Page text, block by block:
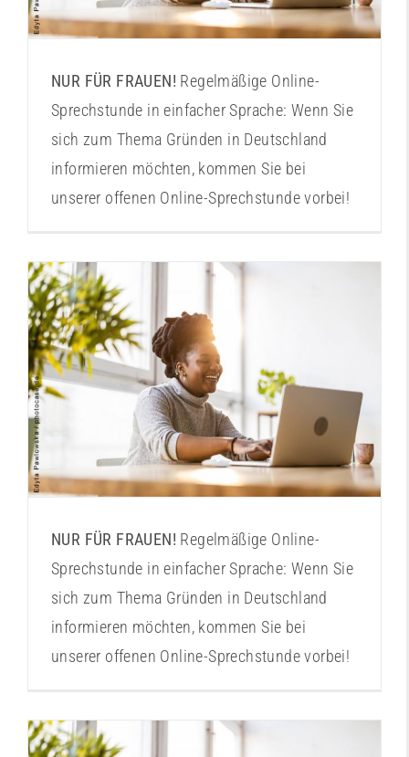
NUR FÜR FRAUEN! Regelmäßige Online-
Sprechstunde in einfacher Sprache: Wenn Sie
sich zum Thema Gründen in Deutschland
informieren möchten, kommen Sie bei
unserer offenen Online-Sprechstunde vorbei!
Online-Sprechstunde “Ist Gründen etwas für
mich?“
NUR FÜR FRAUEN! Regelmäßige Online-
Sprechstunde in einfacher Sprache: Wenn Sie
sich zum Thema Gründen in Deutschland
informieren möchten, kommen Sie bei
unserer offenen Online-Sprechstunde vorbei!